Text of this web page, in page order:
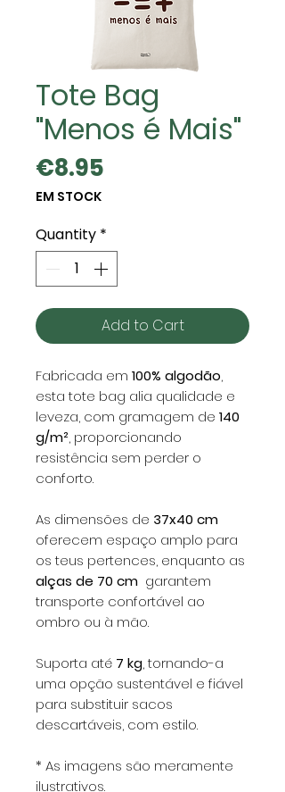
Tote Bag
"Menos é Mais"
€8.95
EM STOCK
Quantity *
Add to Cart
Fabricada em 100% algodão,
esta tote bag alia qualidade e
leveza, com gramagem de 140
g/m², proporcionando
resistência sem perder o
conforto.
As dimensões de 37x40 cm
oferecem espaço amplo para
os teus pertences, enquanto as
alças de 70 cm garantem
transporte confortável ao
ombro ou à mão.
Suporta até 7 kg, tornando-a
uma opção sustentável e fiável
para substituir sacos
descartáveis, com estilo.
* As imagens são meramente
ilustrativos.